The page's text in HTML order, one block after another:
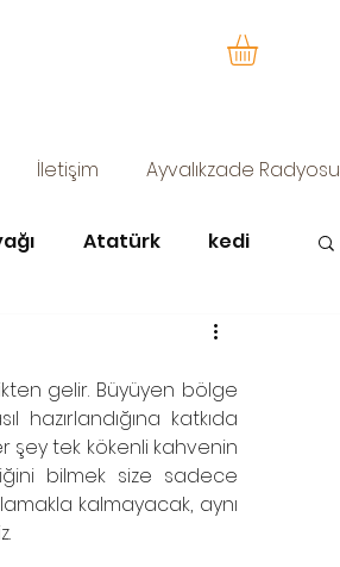
İletişim Ayvalıkzade Radyosu
Atatürk kedi
zürafa sofi
gelir. Büyüyen bölge
katkıda
şey tek kökenli kahvenin
bilmek size sadece
kalmayacak, aynı